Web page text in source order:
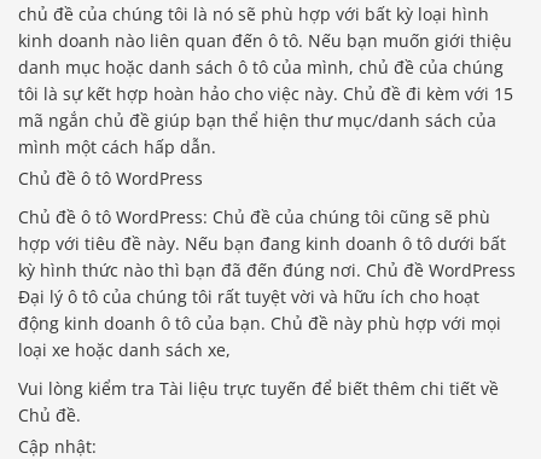
chủ đề của chúng tôi là nó sẽ phù hợp với bất kỳ loại hình
kinh doanh nào liên quan đến ô tô. Nếu bạn muốn giới thiệu
danh mục hoặc danh sách ô tô của mình, chủ đề của chúng
tôi là sự kết hợp hoàn hảo cho việc này. Chủ đề đi kèm với 15
mã ngắn chủ đề giúp bạn thể hiện thư mục/danh sách của
mình một cách hấp dẫn.
Chủ đề ô tô WordPress
Chủ đề ô tô WordPress: Chủ đề của chúng tôi cũng sẽ phù
hợp với tiêu đề này. Nếu bạn đang kinh doanh ô tô dưới bất
kỳ hình thức nào thì bạn đã đến đúng nơi. Chủ đề WordPress
Đại lý ô tô của chúng tôi rất tuyệt vời và hữu ích cho hoạt
động kinh doanh ô tô của bạn. Chủ đề này phù hợp với mọi
loại xe hoặc danh sách xe,
Vui lòng kiểm tra Tài liệu trực tuyến để biết thêm chi tiết về
Chủ đề.
Cập nhật: